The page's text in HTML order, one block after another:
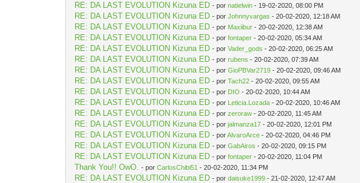
RE: DA LAST EVOLUTION Kizuna ED - pornatielwin - 19-02-2020, 08:00 PM
RE: DA LAST EVOLUTION Kizuna ED - porJohnnyvargas - 20-02-2020, 12:18 AM
RE: DA LAST EVOLUTION Kizuna ED - por Maxiibur - 20-02-2020, 12:38 AM
RE: DA LAST EVOLUTION Kizuna ED - porfontaper - 20-02-2020, 05:34 AM
RE: DA LAST EVOLUTION Kizuna ED - porVader_gods - 20-02-2020, 06:25 AM
RE: DA LAST EVOLUTION Kizuna ED - porrubens - 20-02-2020, 07:39 AM
RE: DA LAST EVOLUTION Kizuna ED - porGioPBVar2719 - 20-02-2020, 09:46 AM
RE: DA LAST EVOLUTION Kizuna ED - porTach22 - 20-02-2020, 09:55 AM
RE: DA LAST EVOLUTION Kizuna ED - por DIO - 20-02-2020, 10:44 AM
RE: DA LAST EVOLUTION Kizuna ED - por Leticia.Lozada - 20-02-2020, 10:46 AM
RE: DA LAST EVOLUTION Kizuna ED - porzeroraw - 20-02-2020, 11:45 AM
RE: DA LAST EVOLUTION Kizuna ED - porjalmanza17 - 20-02-2020, 12:01 PM
RE: DA LAST EVOLUTION Kizuna ED - porAlvaroArce - 20-02-2020, 04:46 PM
RE: DA LAST EVOLUTION Kizuna ED - porGabAiros - 20-02-2020, 09:15 PM
RE: DA LAST EVOLUTION Kizuna ED - porfontaper - 20-02-2020, 11:04 PM
Thank You!! OwO. - porCarlosChibi51 - 20-02-2020, 11:34 PM
RE: DA LAST EVOLUTION Kizuna ED - pordaisuke1999 - 21-02-2020, 12:47 AM